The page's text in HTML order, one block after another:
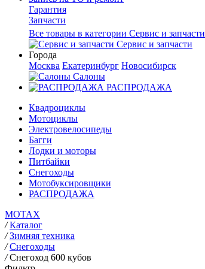
Гарантия
Запчасти
Все товары в категории Сервис и запчасти
Сервис и запчасти
Города
Москва Екатеринбург Новосибирск
Салоны
РАСПРОДАЖА
Квадроциклы
Мотоциклы
Электровелосипеды
Багги
Лодки и моторы
Питбайки
Снегоходы
Мотобуксировщики
РАСПРОДАЖА
MOTAX
/ Каталог
/ Зимняя техника
/ Снегоходы
/ Снегоход 600 кубов